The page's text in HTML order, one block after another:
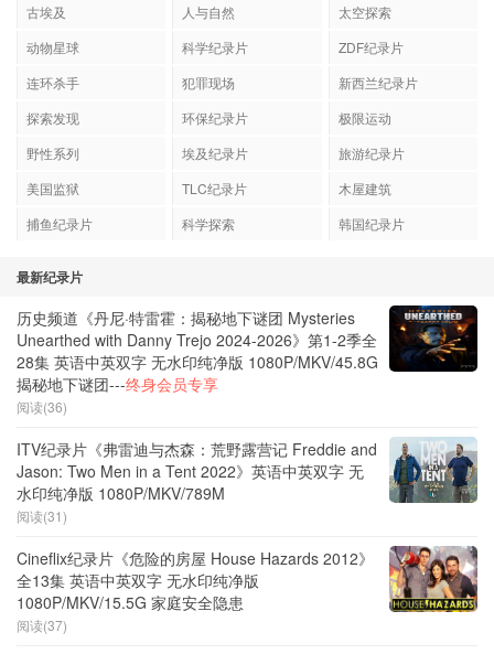
古埃及
人与自然
太空探索
动物星球
科学纪录片
ZDF纪录片
连环杀手
犯罪现场
新西兰纪录片
探索发现
环保纪录片
极限运动
野性系列
埃及纪录片
旅游纪录片
美国监狱
TLC纪录片
木屋建筑
捕鱼纪录片
科学探索 韩国纪录片
最新纪录片
历史频道《丹尼·特雷霍：揭秘地下谜团 Mysteries
Unearthed with Danny Trejo 2024-2026》第1-2季全
28集 英语中英双字 无水印纯净版 1080P/MKV/45.8G
揭秘地下谜团---终身会员专享
阅读(36)
ITV纪录片《弗雷迪与杰森：荒野露营记 Freddie and
Jason: Two Men in a Tent 2022》英语中英双字 无
水印纯净版 1080P/MKV/789M
阅读(31)
Cineflix纪录片《危险的房屋 House Hazards 2012》
全13集 英语中英双字 无水印纯净版
1080P/MKV/15.5G 家庭安全隐患
阅读(37)